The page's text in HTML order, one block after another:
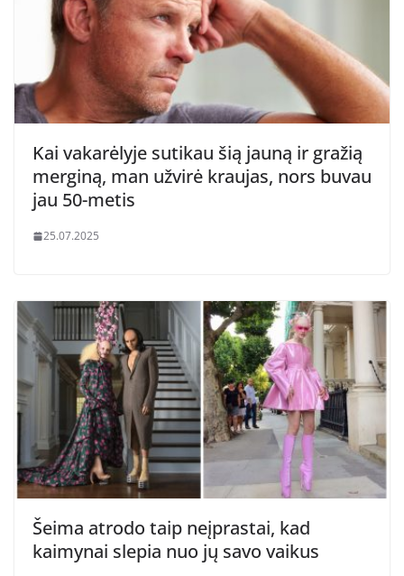
Kai vakarėlyje sutikau šią jauną ir gražią
merginą, man užvirė kraujas, nors buvau
jau 50-metis
25.07.2025
Šeima atrodo taip neįprastai, kad
kaimynai slepia nuo jų savo vaikus